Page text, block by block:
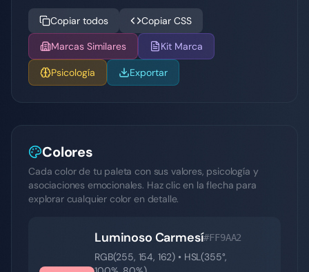
Copiar todos Copiar CSS
Marcas Similares Kit Marca
Psicología Exportar
Colores
Cada color de tu paleta con sus valores, psicología y
asociaciones emocionales. Haz clic en la flecha para
explorar cualquier color en detalle.
Luminoso Carmesí#FF9AA2
RGB(255, 154, 162) • HSL(355°,